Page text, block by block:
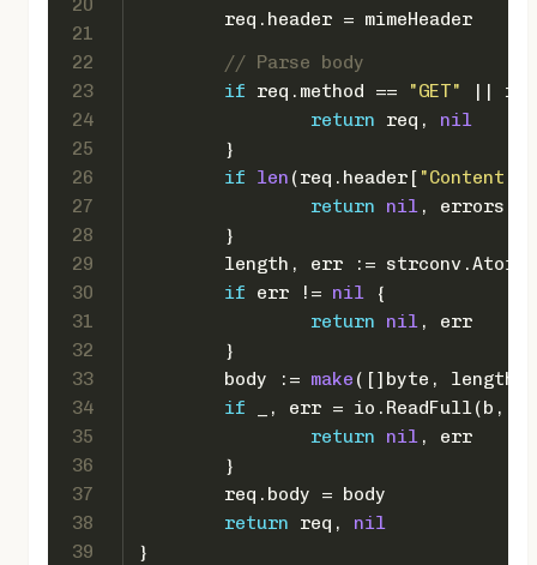
20
21
22
23
24
25
26
27
28
29
30
31
32
33
34
35
36
37
38
39
	req.header = mimeHeader
// Parse body
if req.method == "GET"
||
return req, nil
	}
if
len (req.header[ "Content-
return
nil ,
	}
length, err :=
if err != nil {
return
nil , err
	}
	body :=
make ([] byte , length)
if _, err = io.ReadFull(b,
return
nil , err
	}
	req.body = body
return req, nil
}